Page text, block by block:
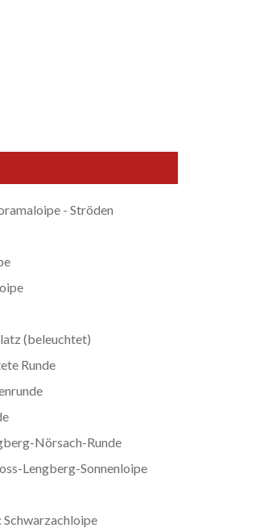
- Ströden
(beleuchtet)
Runde
Nörsach-Runde
Lengberg-Sonnenloipe